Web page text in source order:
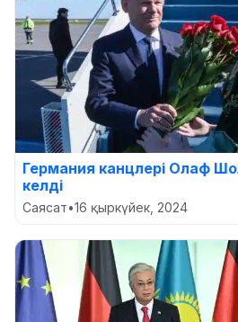
Германия канцлері Олаф
келді
Саясат•16 қыркүйек, 2024